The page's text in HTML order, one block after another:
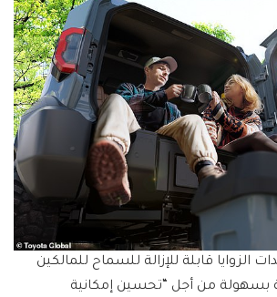
الزوايا قابلة للإزالة للسماح للمالكين
بسهولة من أجل “تحسين إمكانية